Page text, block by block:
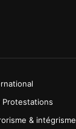
Protestations
& intégrisme